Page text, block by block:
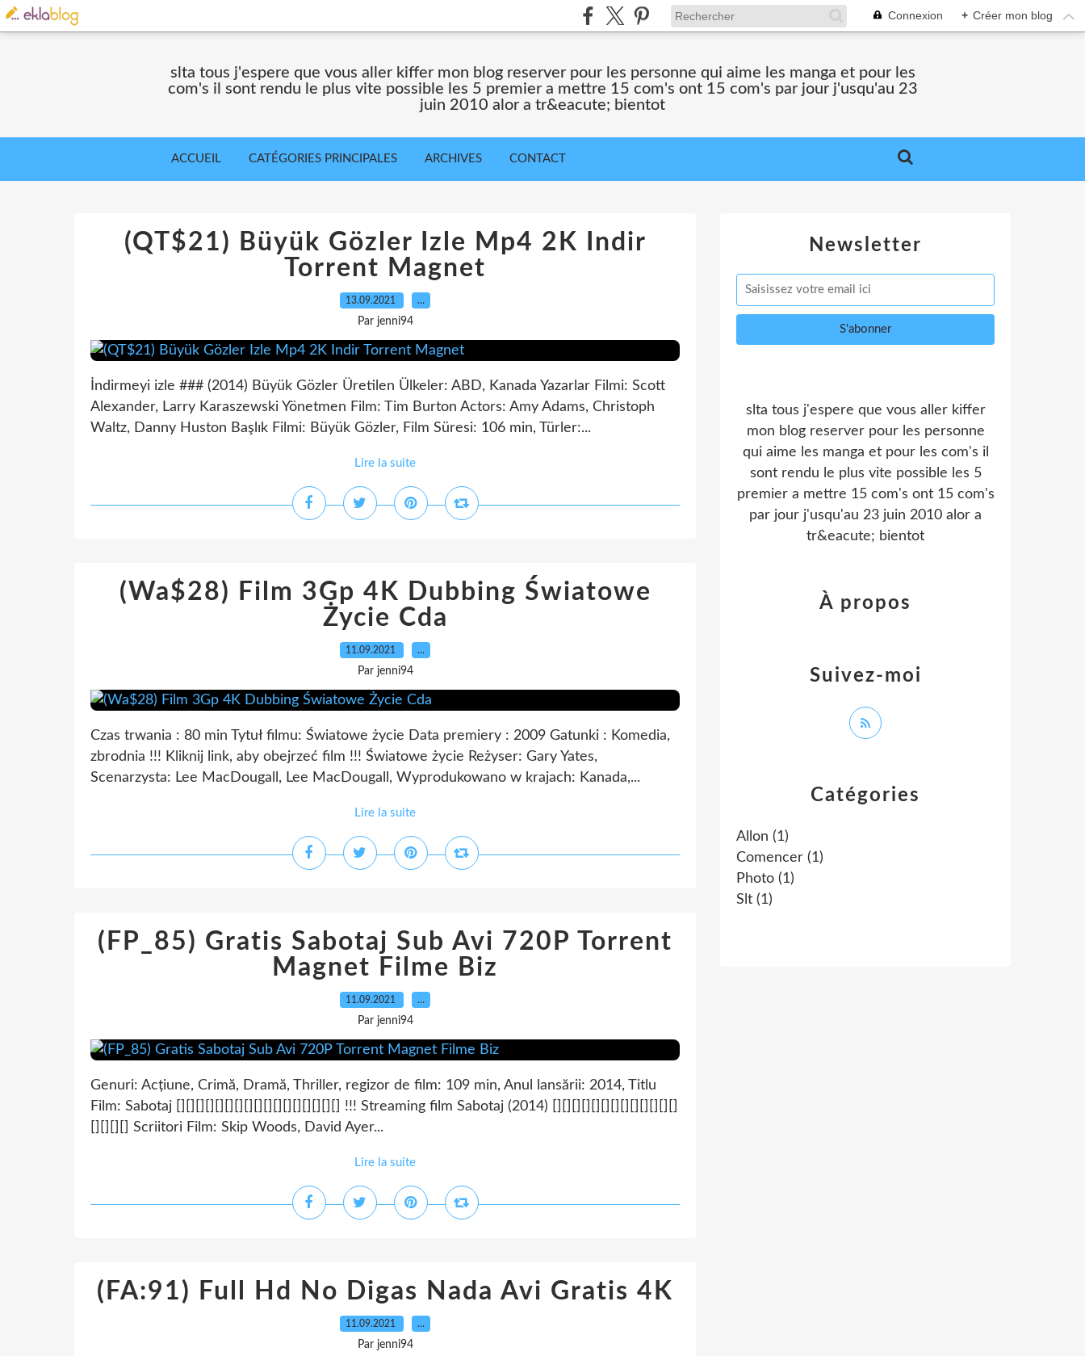
Connexion + Créer mon blog
slta tous j'espere que vous aller kiffer mon blog reserver pour les personne qui aime les manga et pour les
com's il sont rendu le plus vite possible les 5 premier a mettre 15 com's ont 15 com's par jour j'usqu'au 23
juin 2010 alor a tr&eacute; bientot
ACCUEIL CATÉGORIES PRINCIPALES ARCHIVES CONTACT
(QT$21) Büyük Gözler Izle Mp4 2K Indir
Torrent Magnet
13.09.2021 …
Par jenni94
İndirmeyi izle ### (2014) Büyük Gözler Üretilen Ülkeler: ABD, Kanada Yazarlar Filmi: Scott
Alexander, Larry Karaszewski Yönetmen Film: Tim Burton Actors: Amy Adams, Christoph
Waltz, Danny Huston Başlık Filmi: Büyük Gözler, Film Süresi: 106 min, Türler:...
Lire la suite
(Wa$28) Film 3Gp 4K Dubbing Światowe
Życie Cda
11.09.2021 …
Par jenni94
Czas trwania : 80 min Tytuł filmu: Światowe życie Data premiery : 2009 Gatunki : Komedia,
zbrodnia !!! Kliknij link, aby obejrzeć film !!! Światowe życie Reżyser: Gary Yates,
Scenarzysta: Lee MacDougall, Lee MacDougall, Wyprodukowano w krajach: Kanada,...
Lire la suite
(FP_85) Gratis Sabotaj Sub Avi 720P Torrent
Magnet Filme Biz
11.09.2021 …
Par jenni94
Genuri: Acțiune, Crimă, Dramă, Thriller, regizor de film: 109 min, Anul lansării: 2014, Titlu
Film: Sabotaj [][][][][][][][][][][][][][][][][] !!! Streaming film Sabotaj (2014) [][][][][][][][][][][][][]
[][][][] Scriitori Film: Skip Woods, David Ayer...
Lire la suite
(FA:91) Full Hd No Digas Nada Avi Gratis 4K
11.09.2021 …
Par jenni94
Newsletter
Catégories
Allon (1)
Comencer (1)
Photo (1)
Slt (1)
slta tous j'espere que vous aller kiffer
mon blog reserver pour les personne
qui aime les manga et pour les com's il
sont rendu le plus vite possible les 5
premier a mettre 15 com's ont 15 com's
par jour j'usqu'au 23 juin 2010 alor a
tr&eacute; bientot
Suivez-moi
À propos